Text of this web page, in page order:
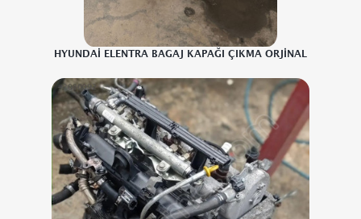
HYUNDAİ ELENTRA BAGAJ KAPAĞI ÇIKMA ORJİNAL